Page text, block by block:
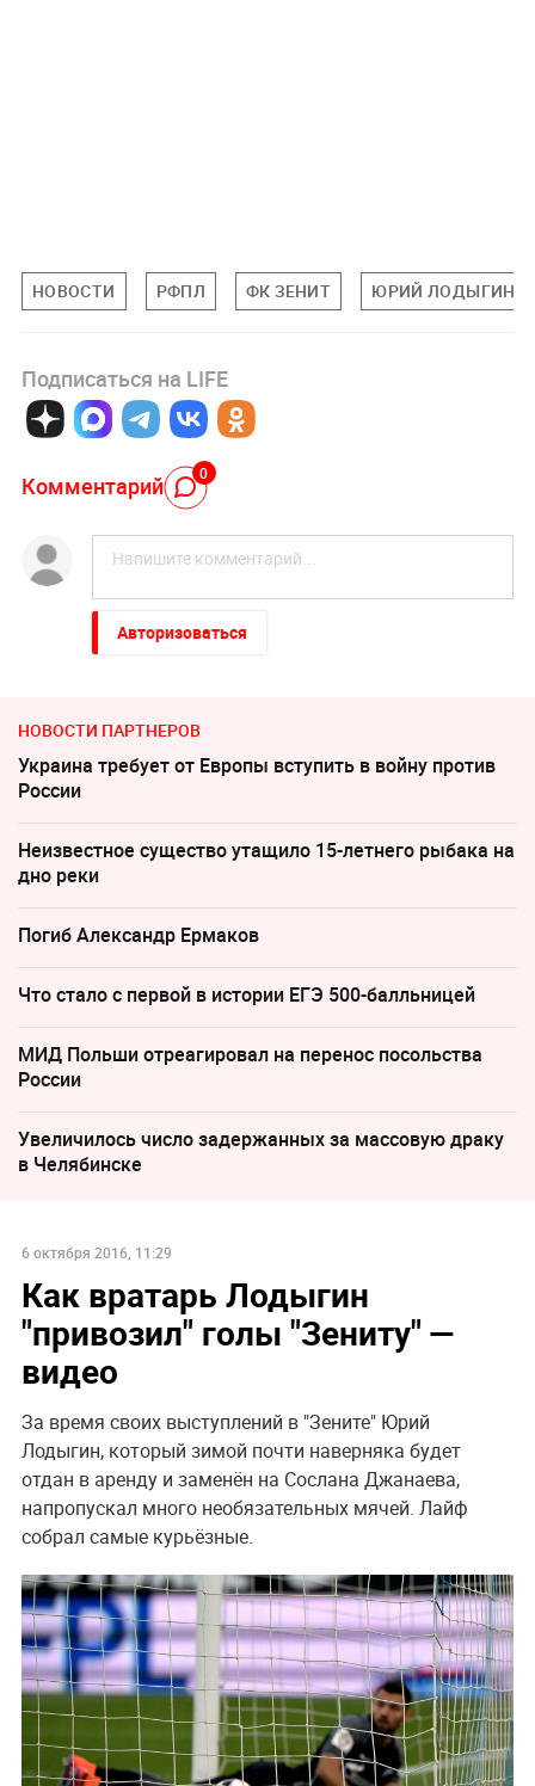
НОВОСТИ РФПЛ ФК ЗЕНИТ ЮРИЙ ЛОДЫГИН
Подписаться на LIFE
Комментарий 0
Авторизоваться
НОВОСТИ ПАРТНЕРОВ
Украина требует от Европы вступить в войну против
России
Неизвестное существо утащило 15-летнего рыбака на
дно реки
Погиб Александр Ермаков
Что стало с первой в истории ЕГЭ 500-балльницей
МИД Польши отреагировал на перенос посольства
России
Увеличилось число задержанных за массовую драку
в Челябинске
6 октября 2016, 11:29
Как вратарь Лодыгин
"привозил" голы "Зениту" —
видео
За время своих выступлений в "Зените" Юрий
Лодыгин, который зимой почти наверняка будет
отдан в аренду и заменён на Сослана Джанаева,
напропускал много необязательных мячей. Лайф
собрал самые курьёзные.